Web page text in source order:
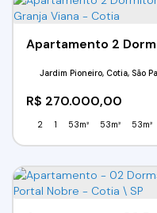
R$ 270.000,00
Jardim Pioneiro, Cotia, São
2 1 53m² 53m² 53m²